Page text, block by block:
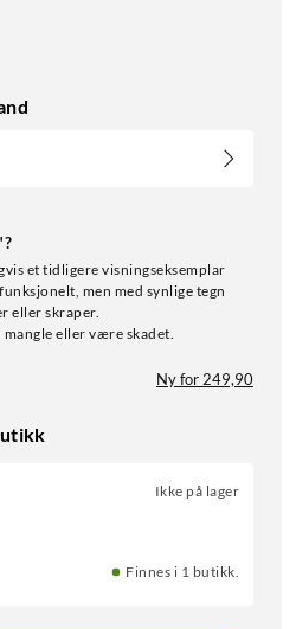
et tidligere visningseksemplar
men med synlige tegn
eller skraper.
eller være skadet.
Ny for 249,90
Ikke på lager
Finnes i 1 butikk.